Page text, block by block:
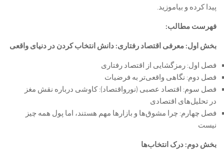
پیدا کرده و بیاموزید.
فهرست مطالب:
بخش اول: معرفی اقتصاد رفتاری: دانش انتخاب کردن در دنیای واقعی
فصل اول: رمزگشایی از اقتصاد رفتاری
فصل دوم: نگاهی واقعی‌تر به فرضیات
فصل سوم: اقتصاد عصبی (نورواقتصاد): کاوشی درباره نقش مغز
در تحلیل‌های اقتصادی
فصل چهارم: چرا مشوق‌ها و بازارها مهم هستند، اما پول همه چیز
نیست
بخش دوم: درک انتخاب‌ها